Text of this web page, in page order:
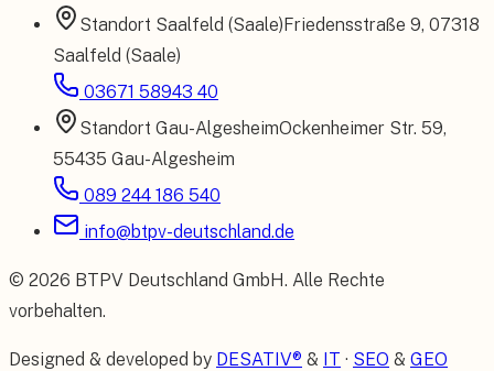
Standort Saalfeld (Saale)Friedensstraße 9, 07318
Saalfeld (Saale)
03671 58943 40
Standort Gau-AlgesheimOckenheimer Str. 59,
55435 Gau-Algesheim
089 244 186 540
info@btpv-deutschland.de
© 2026 BTPV Deutschland GmbH. Alle Rechte
vorbehalten.
Designed & developed by DESATIV® & IT · SEO & GEO